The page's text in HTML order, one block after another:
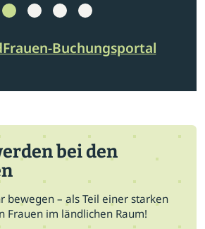
Buchungsportal
bei den
bewegen – als Teil einer starken
Frauen im ländlichen Raum!